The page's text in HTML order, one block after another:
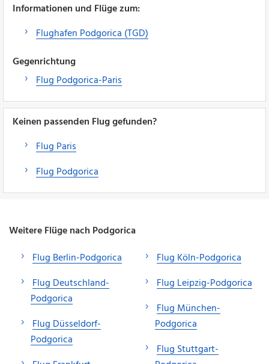
Informationen und Flüge zum:
Flughafen Podgorica (TGD)
Gegenrichtung
Flug Podgorica-Paris
Keinen passenden Flug gefunden?
Flug Paris
Flug Podgorica
Weitere Flüge nach Podgorica
Flug Berlin-Podgorica
Flug Deutschland-
Podgorica
Flug Düsseldorf-
Podgorica
Flug Köln-Podgorica
Flug Leipzig-Podgorica
Flug München-
Podgorica
Flug Stuttgart-